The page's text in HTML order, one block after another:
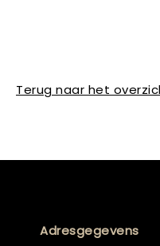
Terug naar het
Adresgegevens